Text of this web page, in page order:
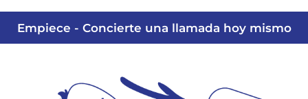
Empiece - Concierte una llamada hoy mismo